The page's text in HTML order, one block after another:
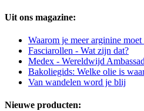
Uit ons magazine:
Waarom je meer arginine moet
Fasciarollen - Wat zijn dat?
Medex - Wereldwijd
Bakoliegids: Welke olie is
Van wandelen word je blij
Nieuwe producten: